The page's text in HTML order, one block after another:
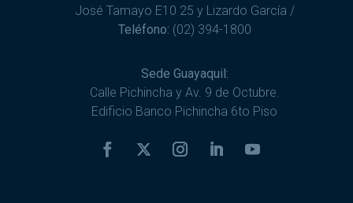
José Tamayo E10 25 y Lizardo García /
Teléfono: (02) 394-1800
Sede Guayaquil:
Calle Pichincha y Av. 9 de Octubre.
Edificio Banco Pichincha 6to Piso